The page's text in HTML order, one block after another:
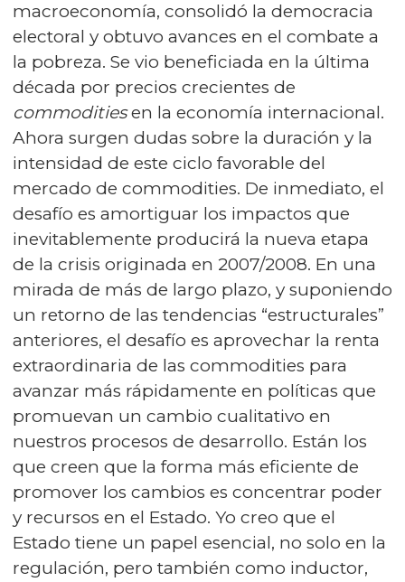
macroeconomía, consolidó la democracia
electoral y obtuvo avances en el combate a
la pobreza. Se vio beneficiada en la última
década por precios crecientes de
commoditiesen la economía internacional.
Ahora surgen dudas sobre la duración y la
intensidad de este ciclo favorable del
mercado de commodities. De inmediato, el
desafío es amortiguar los impactos que
inevitablemente producirá la nueva etapa
de la crisis originada en 2007/2008. En una
mirada de más de largo plazo, y suponiendo
un retorno de las tendencias “estructurales”
anteriores, el desafío es aprovechar la renta
extraordinaria de las commodities para
avanzar más rápidamente en políticas que
promuevan un cambio cualitativo en
nuestros procesos de desarrollo. Están los
que creen que la forma más eficiente de
promover los cambios es concentrar poder
y recursos en el Estado. Yo creo que el
Estado tiene un papel esencial, no solo en la
regulación, pero también como inductor,